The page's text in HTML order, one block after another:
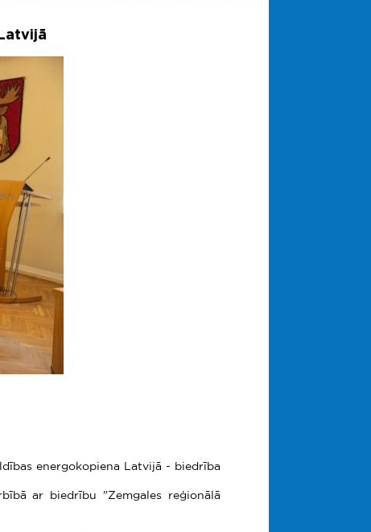
energokopiena Latvijā - biedrība
ar biedrību "Zemgales reģionālā